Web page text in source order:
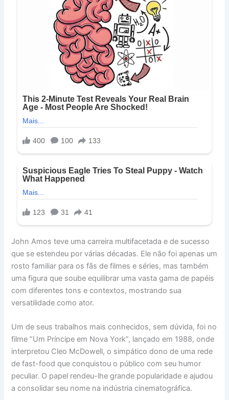
John Amos teve uma carreira multifacetada e de sucesso
que se estendeu por várias décadas. Ele não foi apenas um
rosto familiar para os fãs de filmes e séries, mas também
uma figura que soube equilibrar uma vasta gama de papéis
com diferentes tons e contextos, mostrando sua
versatilidade como ator.
Um de seus trabalhos mais conhecidos, sem dúvida, foi no
filme “Um Príncipe em Nova York”, lançado em 1988, onde
interpretou Cleo McDowell, o simpático dono de uma rede
de fast-food que conquistou o público com seu humor
peculiar. O papel rendeu-lhe grande popularidade e ajudou
a consolidar seu nome na indústria cinematográfica.